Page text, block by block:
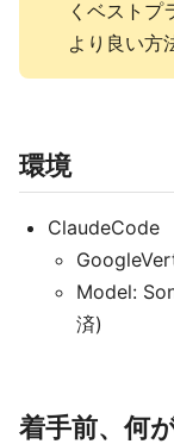
くベストプ
より良い方
環境
ClaudeCode
Model:
済)
着手前、何